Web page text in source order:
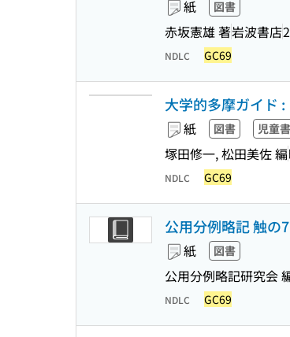
紙 図書
赤坂憲雄 著岩波書店
NDLC GC69
大学的多摩ガイド
紙 図書 児童書
塚田修一, 松田美佐 編
NDLC GC69
公用分例略記 触の7
紙 図書
公用分例略記研究会
NDLC GC69